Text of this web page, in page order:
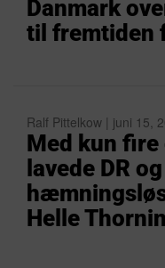
Danmark
til fremtiden
Ralf Pittelkow | juni 15,
Med kun
lavede DR
Helle